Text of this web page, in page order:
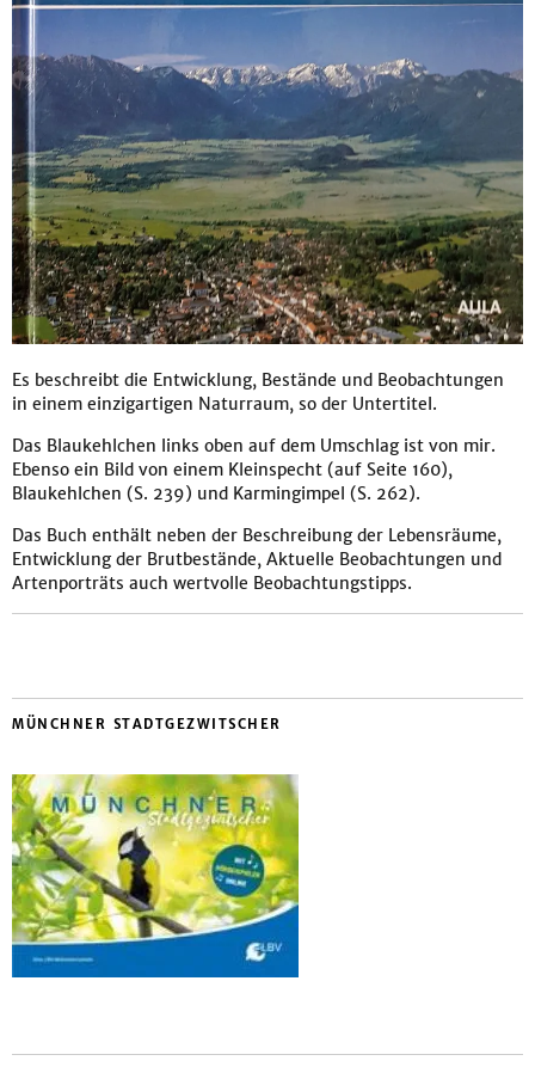
Es beschreibt die Entwicklung, Bestände und Beobachtungen
in einem einzigartigen Naturraum, so der Untertitel.
Das Blaukehlchen links oben auf dem Umschlag ist von mir.
Ebenso ein Bild von einem Kleinspecht (auf Seite 160),
Blaukehlchen (S. 239) und Karmingimpel (S. 262).
Das Buch enthält neben der Beschreibung der Lebensräume,
Entwicklung der Brutbestände, Aktuelle Beobachtungen und
Artenporträts auch wertvolle Beobachtungstipps.
MÜNCHNER STADTGEZWITSCHER